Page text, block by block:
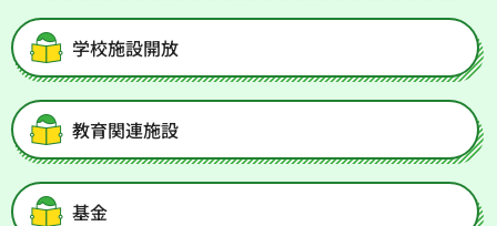
学校施設開放
教育関連施設
基金